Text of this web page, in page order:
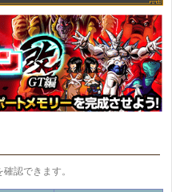
認できます。